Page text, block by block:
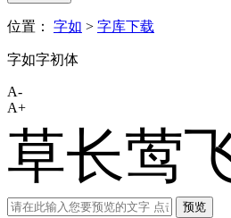
位置： 字如 > 字库下载
字如字初体
A-
A+
草长莺
预览